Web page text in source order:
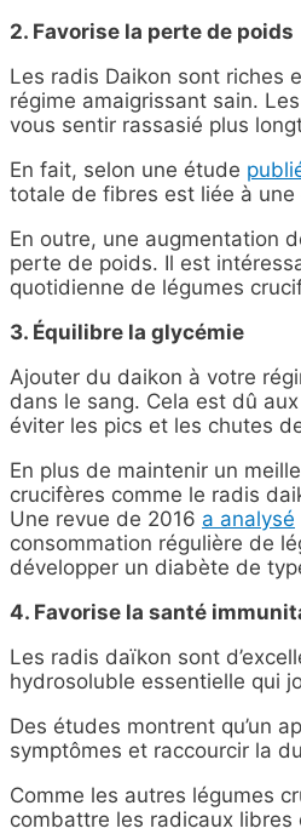
2. Favorise la perte de poids
Les radis Daikon sont riches
régime amaigrissant sain.
vous sentir rassasié plus
En fait, selon une étude
totale de fibres est liée à
En outre, une augmentation
perte de poids. Il est
quotidienne de légumes
3. Équilibre la glycémie
Ajouter du daikon à votre
dans le sang. Cela est dû
éviter les pics et les chutes
En plus de maintenir un
crucifères comme le radis
Une revue de 2016 a analysé
consommation régulière de
développer un diabète de
4. Favorise la santé
Les radis daïkon sont
hydrosoluble essentielle qui
Des études montrent qu’un
symptômes et raccourcir la
Comme les autres légumes
combattre les radicaux